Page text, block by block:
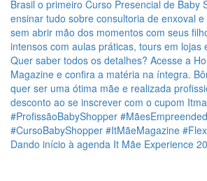
Dando início à agenda It Mãe Experience